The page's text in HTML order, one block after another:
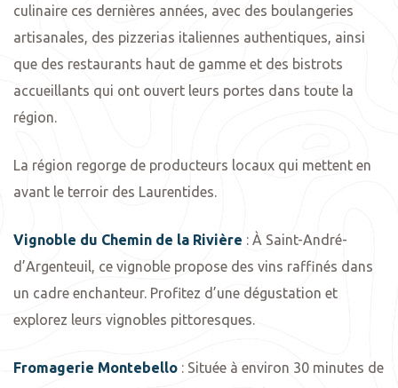
culinaire ces dernières années, avec des boulangeries
artisanales, des pizzerias italiennes authentiques, ainsi
que des restaurants haut de gamme et des bistrots
accueillants qui ont ouvert leurs portes dans toute la
région.
La région regorge de producteurs locaux qui mettent en
avant le terroir des Laurentides.
Vignoble du Chemin de la Rivière : À Saint-André-
d’Argenteuil, ce vignoble propose des vins raffinés dans
un cadre enchanteur. Profitez d’une dégustation et
explorez leurs vignobles pittoresques.
Fromagerie Montebello : Située à environ 30 minutes de